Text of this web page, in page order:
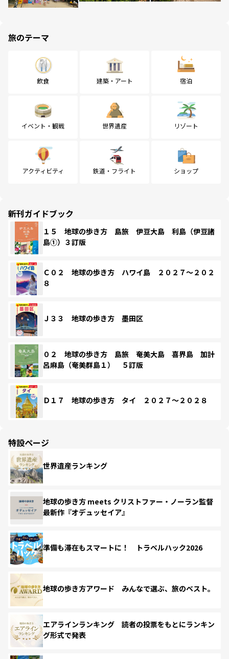
旅のテーマ
飲食 建築・アート 宿泊
イベント・観戦 世界遺産 リゾート
アクティビティ 鉄道・フライト ショップ
新刊ガイドブック
１５ 地球の歩き方 島旅 伊豆大島 利島（伊豆諸
島①）３訂版
Ｃ０２ 地球の歩き方 ハワイ島 ２０２７～２０２
８
Ｊ３３ 地球の歩き方 墨田区
０２ 地球の歩き方 島旅 奄美大島 喜界島 加計
呂麻島（奄美群島１） ５訂版
Ｄ１７ 地球の歩き方 タイ ２０２７～２０２８
特設ページ
世界遺産ランキング
地球の歩き方 meets クリストファー・ノーラン監督
最新作『オデュッセイア』
準備も滞在もスマートに！ トラベルハック2026
地球の歩き方アワード みんなで選ぶ、旅のベスト。
エアラインランキング 読者の投票をもとにランキン
グ形式で発表